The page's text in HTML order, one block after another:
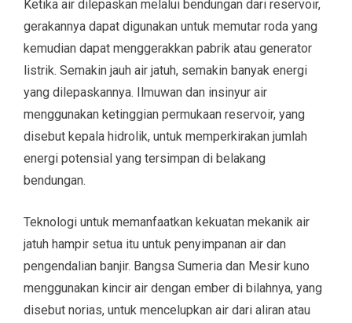
Ketika air dilepaskan melalui bendungan dari reservoir,
gerakannya dapat digunakan untuk memutar roda yang
kemudian dapat menggerakkan pabrik atau generator
listrik. Semakin jauh air jatuh, semakin banyak energi
yang dilepaskannya. Ilmuwan dan insinyur air
menggunakan ketinggian permukaan reservoir, yang
disebut kepala hidrolik, untuk memperkirakan jumlah
energi potensial yang tersimpan di belakang
bendungan.
Teknologi untuk memanfaatkan kekuatan mekanik air
jatuh hampir setua itu untuk penyimpanan air dan
pengendalian banjir. Bangsa Sumeria dan Mesir kuno
menggunakan kincir air dengan ember di bilahnya, yang
disebut norias, untuk mencelupkan air dari aliran atau